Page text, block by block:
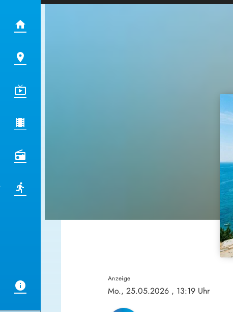
Anzeige
Mo., 25.05.2026 , 13:19 Uhr